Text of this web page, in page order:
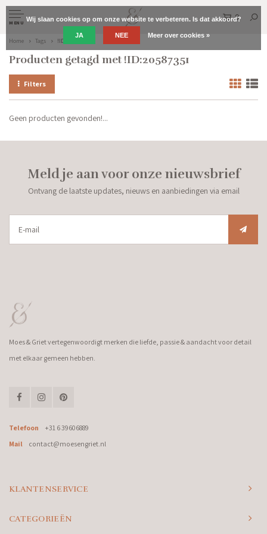
MENU
0
Home Tags !ID:20587351
Producten getagd met !ID:20587351
Filters
Geen producten gevonden!...
Meld je aan voor onze nieuwsbrief
Ontvang de laatste updates, nieuws en aanbiedingen via email
Moes & Griet vertegenwoordigt merken die liefde, passie & aandacht voor detail
met elkaar gemeen hebben.
Telefoon
+31 6 39606889
Mail
contact@moesengriet.nl
KLANTENSERVICE
CATEGORIEËN
Wij slaan cookies op om onze website te verbeteren. Is dat akkoord?
JA NEE Meer over cookies »